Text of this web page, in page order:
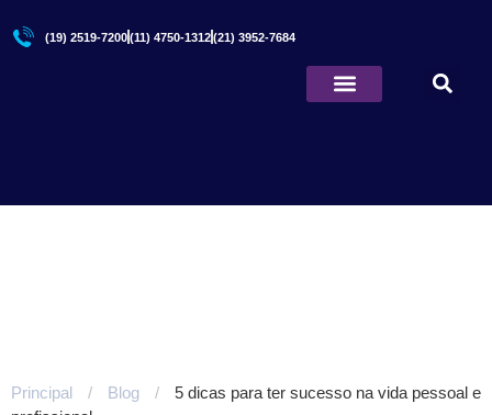
(19) 2519-7200(11) 4750-1312(21) 3952-7684
Principal / Blog /
5 dicas para ter sucesso na vida pessoal e